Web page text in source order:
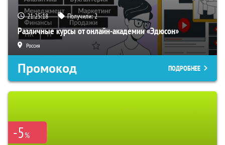
21:25:17 Получили:2
Различные курсы от онлайн-академии «Эдюсон»
Россия
Промокод ПОДРОБНЕЕ
-5%